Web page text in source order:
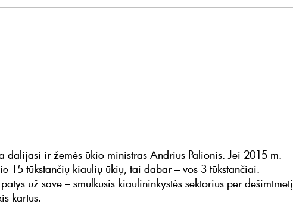
dalijasi ir žemės ūkio ministras Andrius Palionis. Jei 2015 m.
15 tūkstančių kiaulių ūkių, tai dabar – vos 3 tūkstančiai.
už save – smulkusis kiaulininkystės sektorius per dešimtmetį
kartus.